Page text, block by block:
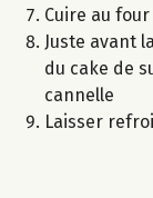
Cuire au
Juste avant
du cake de
cannelle
Laisser